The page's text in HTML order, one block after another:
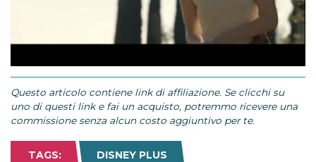
Questo articolo contiene link di affiliazione. Se clicchi su
uno di questi link e fai un acquisto, potremmo ricevere una
commissione senza alcun costo aggiuntivo per te.
TAGS: DISNEY PLUS